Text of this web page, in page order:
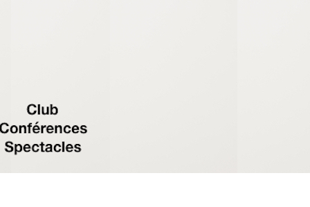
Images de la page d'accueil
Cliquez pour éditer